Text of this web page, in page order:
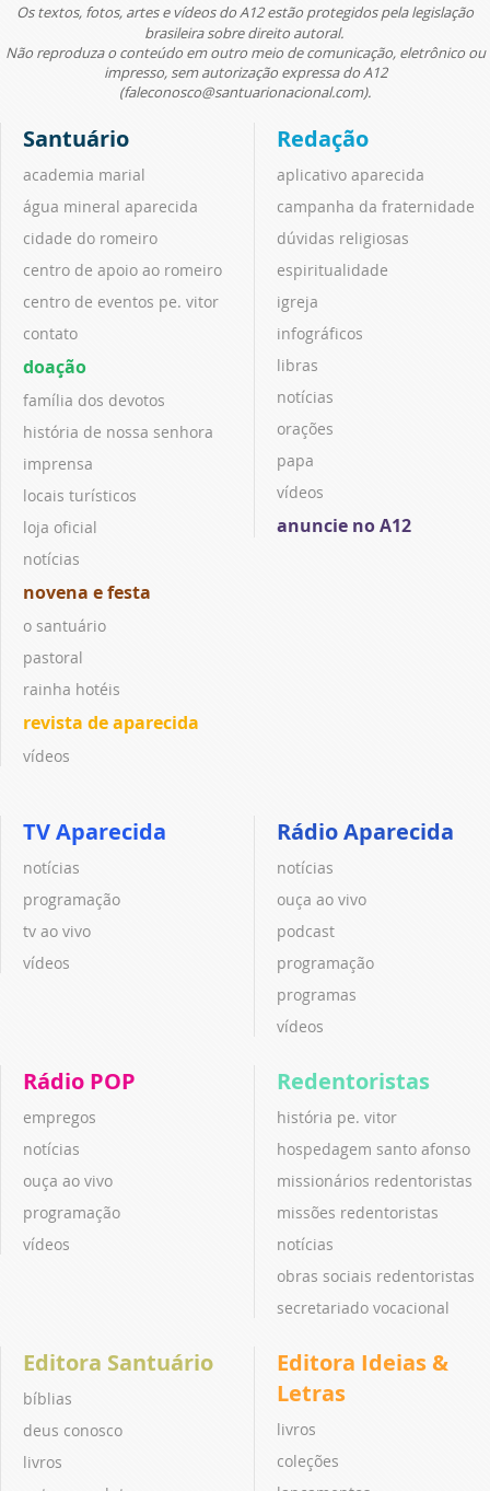
Os textos, fotos, artes e vídeos do A12 estão protegidos pela legislação
brasileira sobre direito autoral.
Não reproduza o conteúdo em outro meio de comunicação, eletrônico ou
impresso, sem autorização expressa do A12
(faleconosco@santuarionacional.com).
Santuário
academia marial
água mineral aparecida
cidade do romeiro
centro de apoio ao romeiro
centro de eventos pe. vitor
contato
doação
família dos devotos
história de nossa senhora
imprensa
locais turísticos
loja oficial
notícias
novena e festa
o santuário
pastoral
rainha hotéis
revista de aparecida
vídeos
Redação
aplicativo aparecida
campanha da fraternidade
dúvidas religiosas
espiritualidade
igreja
infográficos
libras
notícias
orações
papa
vídeos
anuncie no A12
TV Aparecida
notícias
programação
tv ao vivo
vídeos
Rádio Aparecida
notícias
ouça ao vivo
podcast
programação
programas
vídeos
Rádio POP
empregos
notícias
ouça ao vivo
programação
vídeos
Redentoristas
história pe. vitor
hospedagem santo afonso
missionários redentoristas
missões redentoristas
notícias
obras sociais redentoristas
secretariado vocacional
Editora Santuário
bíblias
deus conosco
livros
Editora Ideias &
Letras
livros
coleções